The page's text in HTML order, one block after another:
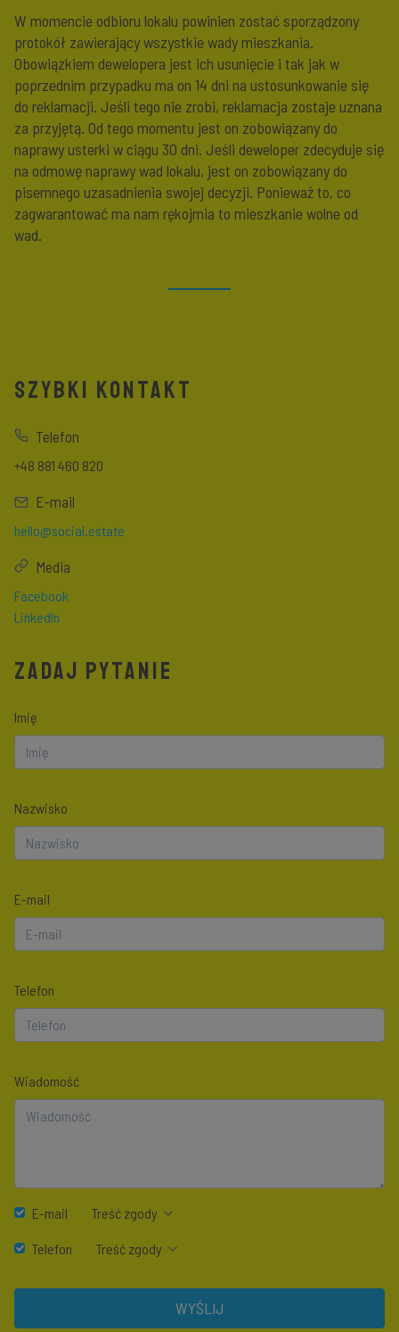
W momencie odbioru lokalu powinien zostać sporządzony
protokół zawierający wszystkie wady mieszkania.
Obowiązkiem dewelopera jest ich usunięcie i tak jak w
poprzednim przypadku ma on 14 dni na ustosunkowanie się
do reklamacji. Jeśli tego nie zrobi, reklamacja zostaje uznana
za przyjętą. Od tego momentu jest on zobowiązany do
naprawy usterki w ciągu 30 dni. Jeśli deweloper zdecyduje się
na odmowę naprawy wad lokalu, jest on zobowiązany do
pisemnego uzasadnienia swojej decyzji. Ponieważ to, co
zagwarantować ma nam rękojmia to mieszkanie wolne od
wad.
ZADAJ PYTANIE
Imię
Nazwisko
E-mail
Telefon
Wiadomość
E-mail Treść zgody
Telefon Treść zgody
WYŚLIJ
SZYBKI KONTAKT
Telefon
+48 881 460 820
E-mail
hello@social.estate
Media
Facebook
LinkedIn